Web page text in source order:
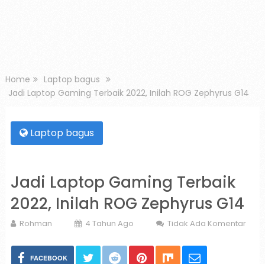
Home
Laptop bagus
Jadi Laptop Gaming Terbaik 2022, Inilah ROG Zephyrus G14
Laptop bagus
Jadi Laptop Gaming Terbaik
2022, Inilah ROG Zephyrus G14
Rohman 4 Tahun Ago Tidak Ada Komentar
FACEBOOK